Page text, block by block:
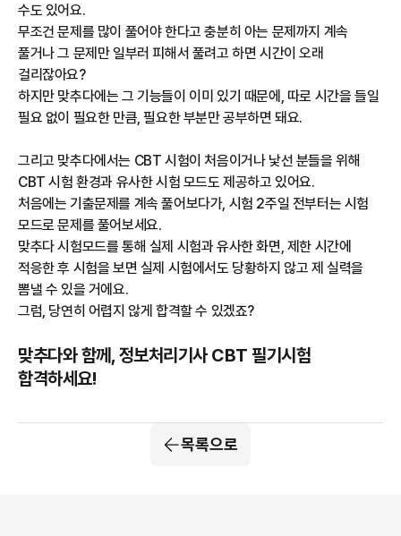
수도 있어요.
무조건 문제를 많이 풀어야 한다고 충분히 아는 문제까지 계속
풀거나 그 문제만 일부러 피해서 풀려고 하면 시간이 오래
걸리잖아요?
하지만 맞추다에는 그 기능들이 이미 있기 때문에, 따로 시간을 들일
필요 없이 필요한 만큼, 필요한 부분만 공부하면 돼요.
그리고 맞추다에서는 CBT 시험이 처음이거나 낯선 분들을 위해
CBT 시험 환경과 유사한 시험 모드도 제공하고 있어요.
처음에는 기출문제를 계속 풀어보다가, 시험 2주일 전부터는 시험
모드로 문제를 풀어보세요.
맞추다 시험모드를 통해 실제 시험과 유사한 화면, 제한 시간에
적응한 후 시험을 보면 실제 시험에서도 당황하지 않고 제 실력을
뽐낼 수 있을 거에요.
그럼, 당연히 어렵지 않게 합격할 수 있겠죠?
맞추다와 함께, 정보처리기사 CBT 필기시험
합격하세요!
목록으로